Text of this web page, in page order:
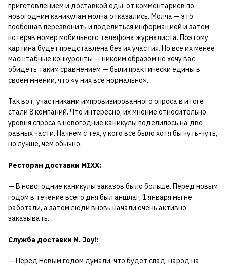
приготовлением и доставкой еды, от комментариев по
новогодним каникулам молча отказались. Молча — это
пообещав перезвонить и поделиться информацией и затем
потеряв номер мобильного телефона журналиста. Поэтому
картина будет представлена без их участия. Но все их менее
масштабные конкуренты — никоим образом не хочу вас
обидеть таким сравнением — были практически едины в
своем мнении, что «у них все нормально».
Так вот, участниками импровизированного опроса в итоге
стали 8 компаний. Что интересно, их мнение относительно
уровня спроса в новогодние каникулы поделилось на две
равных части. Начнем с тех, у кого все было хотя бы чуть-чуть,
но лучше, чем обычно.
Ресторан доставки MIXX:
— В новогодние каникулы заказов было больше. Перед новым
годом в течение всего дня был аншлаг, 1 января мы не
работали, а затем люди вновь начали очень активно
заказывать.
Служба доставки N. Joy!:
— Перед Новым годом думали, что будет спад, народ на